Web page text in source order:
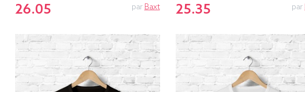
26.05 par Baxt 25.35 par